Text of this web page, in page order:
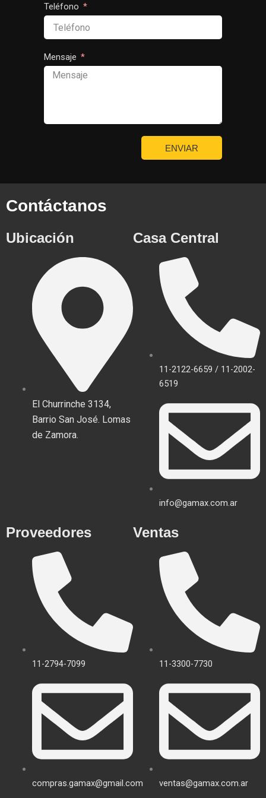
Teléfono
Mensaje
ENVIAR
Contáctanos
Ubicación
El Churrinche 3134,
Barrio San José. Lomas
de Zamora.
Casa Central
11-2122-6659 / 11-2002-
6519
info@gamax.com.ar
Proveedores
11-2794-7099
compras.gamax@gmail.com
Ventas
11-3300-7730
ventas@gamax.com.ar